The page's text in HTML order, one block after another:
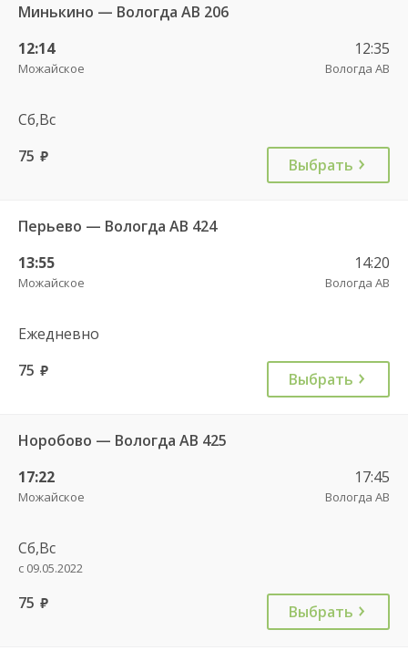
Минькино — Вологда АВ 206
12:14
Можайское
12:35
Вологда АВ
Сб,Вс
75 руб. Выбрать
Перьево — Вологда АВ 424
13:55
Можайское
14:20
Вологда АВ
Ежедневно
75 руб. Выбрать
Норобово — Вологда АВ 425
17:22
Можайское
17:45
Вологда АВ
Сб,Вс
с 09.05.2022
75 руб. Выбрать